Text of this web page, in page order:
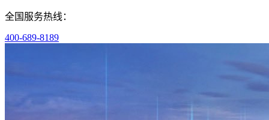
全国服务热线：
400-689-8189